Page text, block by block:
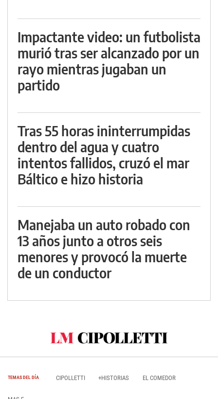
Impactante video: un futbolista
murió tras ser alcanzado por un
rayo mientras jugaban un
partido
Tras 55 horas ininterrumpidas
dentro del agua y cuatro
intentos fallidos, cruzó el mar
Báltico e hizo historia
Manejaba un auto robado con
13 años junto a otros seis
menores y provocó la muerte
de un conductor
TEMAS DEL DÍA CIPOLLETTI +HISTORIAS EL COMEDOR